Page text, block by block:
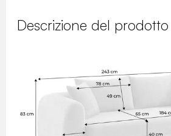
Descrizione del prodotto